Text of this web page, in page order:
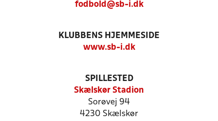
fodbold@sb-i.dk
KLUBBENS HJEMMESIDE
www.sb-i.dk
SPILLESTED
Skælskør Stadion
Sorøvej 94
4230 Skælskør